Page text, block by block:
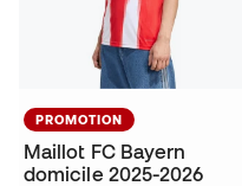
PROMOTION
Maillot FC Bayern
domicile 2025-2026